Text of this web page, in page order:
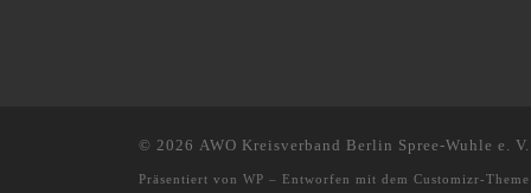
© 2026 AWO Kreisverband Berlin Spree-Wuhle e. V.
Präsentiert von WP – Entworfen mit dem Customizr-Theme